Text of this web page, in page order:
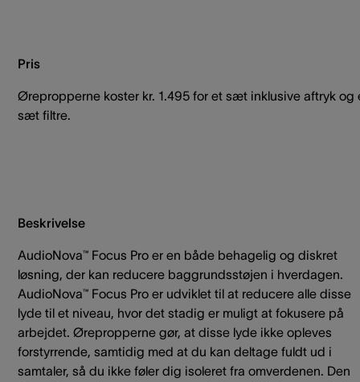
Pris
Ørepropperne koster kr. 1.495 for et sæt inklusive aftryk og
sæt filtre.
Beskrivelse
AudioNova™ Focus Pro er en både behagelig og diskret
løsning, der kan reducere baggrundsstøjen i hverdagen.
AudioNova™ Focus Pro er udviklet til at reducere alle disse
lyde til et niveau, hvor det stadig er muligt at fokusere på
arbejdet. Ørepropperne gør, at disse lyde ikke opleves
forstyrrende, samtidig med at du kan deltage fuldt ud i
samtaler, så du ikke føler dig isoleret fra omverdenen. Den